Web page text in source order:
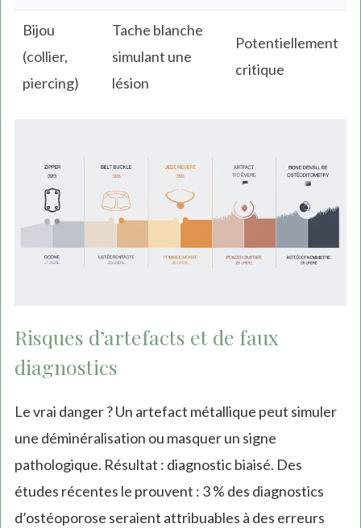
Bijou
(collier,
piercing)
Tache blanche
simulant une
lésion
Potentiellement
critique
Risques d’artefacts et de faux
diagnostics
Le vrai danger ? Un artefact métallique peut simuler
une déminéralisation ou masquer un signe
pathologique. Résultat : diagnostic biaisé. Des
études récentes le prouvent : 3 % des diagnostics
d’ostéoporose seraient attribuables à des erreurs